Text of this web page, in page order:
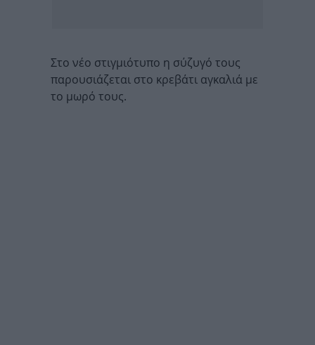
Στο νέο στιγμιότυπο η σύζυγό τους
παρουσιάζεται στο κρεβάτι αγκαλιά με
το μωρό τους.